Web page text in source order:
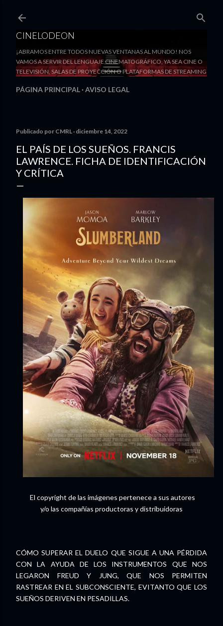
CINELODEON
¡ABRAMOS ENTRE TODOS NUEVAS VENTANAS AL MUNDO! NOS
VAMOS A SERVIR DEL LENGUAJE CINEMATOGRÁFICO, YA SEA CINE O
TELEVISIÓN, SALAS DE PROYECCIÓN O PLATAFORMAS DE STREAMING
PÁGINA PRINCIPAL AVISO LEGAL
Publicado por CMRL diciembre 14, 2022
EL PAÍS DE LOS SUEÑOS. FRANCIS
LAWRENCE. FICHA DE IDENTIFICACIÓN
Y CRÍTICA
El copyright de las imágenes pertenece a sus autores
y/o las compañías productoras y distribuidoras
CÓMO SUPERAR EL DUELO QUE SIGUE A UNA PÉRDIDA
CON LA AYUDA DE LOS INSTRUMENTOS QUE NOS
LEGARON FREUD Y JUNG, QUE NOS PERMITEN
RASTREAR EN EL SUBCONSCIENTE, EVITANTO QUE LOS
SUEÑOS DERIVEN EN PESADILLAS.